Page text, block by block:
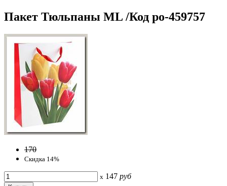
Пакет Тюльпаны ML /Код po-459757
170
Скидка 14%
x 147 руб